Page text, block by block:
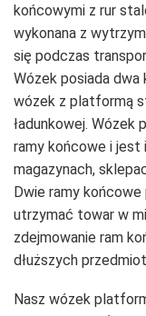
końcowymi z rur
wykonana z
się podczas
Wózek posiada dwa
wózek z platformą
ładunkowej. Wózek
ramy końcowe i
magazynach,
Dwie ramy
utrzymać towar w
zdejmowanie ram
dłuższych
Nasz wózek